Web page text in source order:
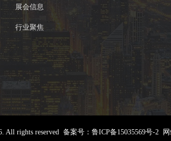
展会信息
行业聚焦
All rights reserved 备案号： 鲁ICP备15035569号-2